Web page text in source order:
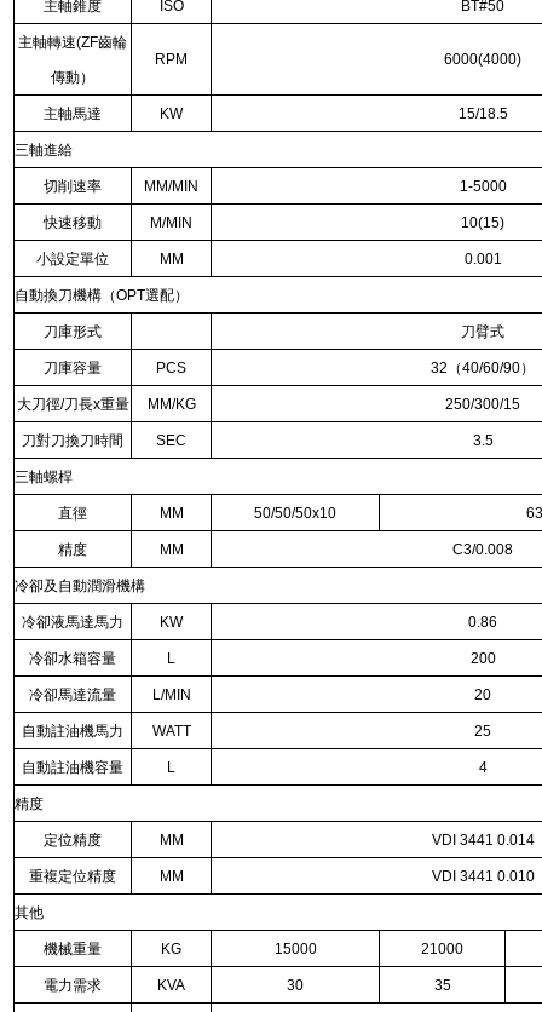
主軸錐度 ISO BT#50
主軸轉速(ZF齒輪
傳動）
RPM 6000(4000)
主軸馬達 KW 15/18.5
三軸進給
切削速率 MM/MIN 1-5000
快速移動 M/MIN 10(15)
小設定單位 MM 0.001
自動換刀機構（OPT選配）
刀庫形式 刀臂式
刀庫容量 PCS 32（40/60/90）
大刀徑/刀長x重量 MM/KG 250/300/15
刀對刀換刀時間 SEC 3.5
三軸螺桿
直徑 MM 50/50/50x10
精度 MM C3/0.008
冷卻及自動潤滑機構
冷卻液馬達馬力 KW 0.86
冷卻水箱容量 L 200
冷卻馬達流量 L/MIN 20
自動註油機馬力 WATT 25
自動註油機容量 L 4
精度
定位精度 MM VDI 3441 0.014
重複定位精度 MM VDI 3441 0.010
其他
機械重量 KG 15000 21000
電力需求 KVA 30 35